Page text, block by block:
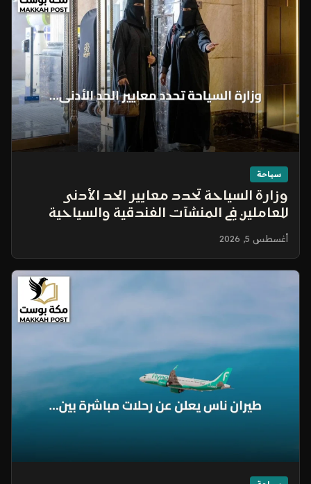
سياحة
وزارة السياحة تحدد معايير الحد الأدنى
للعاملين في المنشآت الفندقية والسياحية
أغسطس 5, 2026